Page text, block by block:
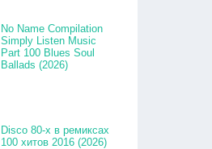
No Name Compilation
Simply Listen Music
Part 100 Blues Soul
Ballads (2026)
Disco 80-x в ремиксах
100 хитов 2016 (2026)